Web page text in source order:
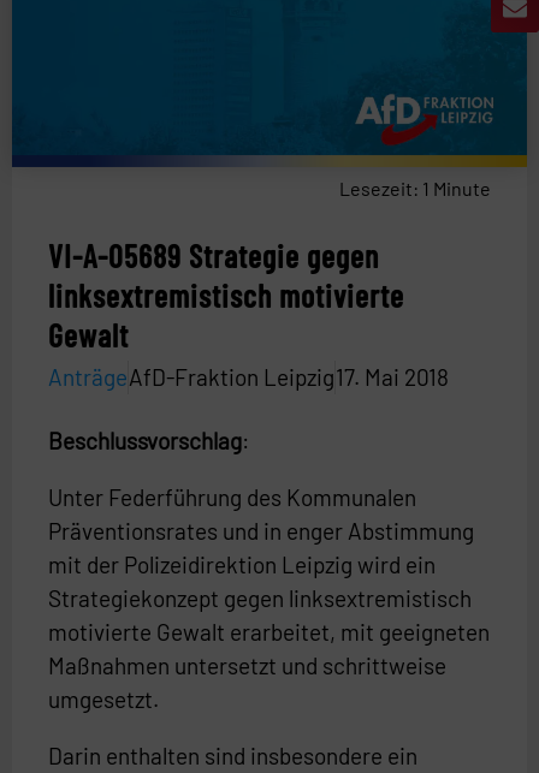
Lesezeit: 1 Minute
VI-A-05689 Strategie gegen
linksextremistisch motivierte
Gewalt
AnträgeAfD-Fraktion Leipzig17. Mai 2018
Beschlussvorschlag:
Unter Federführung des Kommunalen
Präventionsrates und in enger Abstimmung
mit der Polizeidirektion Leipzig wird ein
Strategiekonzept gegen linksextremistisch
motivierte Gewalt erarbeitet, mit geeigneten
Maßnahmen untersetzt und schrittweise
umgesetzt.
Darin enthalten sind insbesondere ein